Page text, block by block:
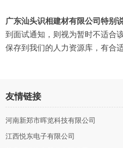
广东汕头识相建材有限公司特别
到面试通知，则视为暂时不适合
保存到我们的人力资源库，有合
友情链接
河南新郑市晖览科技有限公司
江西悦东电子有限公司